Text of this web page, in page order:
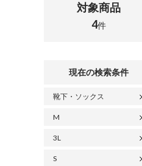
対象商品
4件
現在の検索条件
靴下・ソックス
M
3L
S